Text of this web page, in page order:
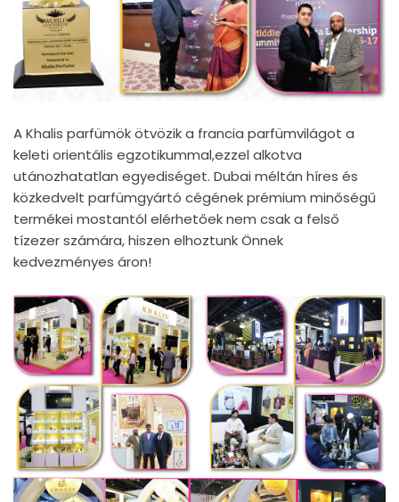
A Khalis parfümök ötvözik a francia parfümvilágot a
keleti orientális egzotikummal,ezzel alkotva
utánozhatatlan egyediséget. Dubai méltán híres és
közkedvelt parfümgyártó cégének prémium minőségű
termékei mostantól elérhetőek nem csak a felső
tízezer számára, hiszen elhoztunk Önnek
kedvezményes áron!